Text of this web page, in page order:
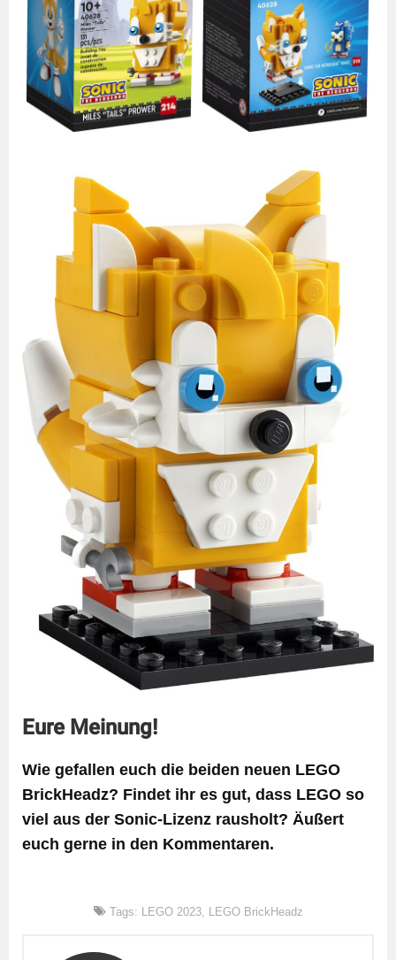
Eure Meinung!
Wie gefallen euch die beiden neuen LEGO
BrickHeadz? Findet ihr es gut, dass LEGO so
viel aus der Sonic-Lizenz rausholt? Äußert
euch gerne in den Kommentaren.
Tags: LEGO 2023, LEGO BrickHeadz